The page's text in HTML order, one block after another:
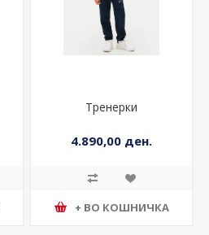
Тренерки
4.890,00 ден.
+ ВО КОШНИЧКА